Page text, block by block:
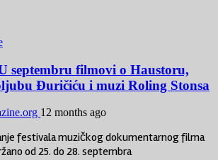
septembru filmovi o Haustoru,
Đuričiću i muzi Roling Stonsa
12 months ago
festivala muzičkog dokumentarnog filma
od 25. do 28. septembra